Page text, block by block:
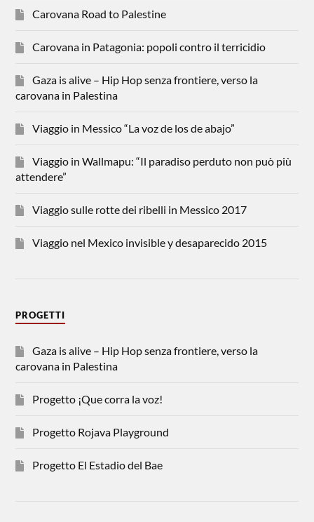
Carovana Road to Palestine
Carovana in Patagonia: popoli contro il terricidio
Gaza is alive – Hip Hop senza frontiere, verso la
carovana in Palestina
Viaggio in Messico “La voz de los de abajo”
Viaggio in Wallmapu: “Il paradiso perduto non può più
attendere”
Viaggio sulle rotte dei ribelli in Messico 2017
Viaggio nel Mexico invisible y desaparecido 2015
PROGETTI
Gaza is alive – Hip Hop senza frontiere, verso la
carovana in Palestina
Progetto ¡Que corra la voz!
Progetto Rojava Playground
Progetto El Estadio del Bae